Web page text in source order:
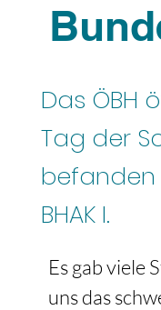
Das ÖBH
Tag der
befanden
BHAK I.
Es gab viele
uns das